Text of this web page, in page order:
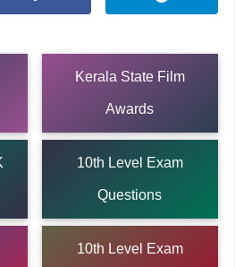
Kerala State Film
Awards
10th Level Exam
Questions
10th Level Exam